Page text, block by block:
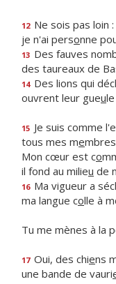
12 Ne sois pas loin
je n'ai personne
13 Des fauves
des taureaux de
14 Des lions qui
ouvrent leur gueu
15 Je suis comme
tous mes me
Mon cœur est co
il fond au milieu de
16 Ma vigueur a
ma langue colle à
Tu me mènes à la
17 Oui, des chiens
une bande de vauri